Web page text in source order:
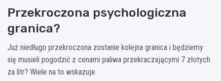
Przekroczona psychologiczna
granica?
Już niedługo przekroczona zostanie kolejna granica i będziemy
się musieli pogodzić z cenami paliwa przekraczającymi 7 złotych
za litr? Wiele na to wskazuje.